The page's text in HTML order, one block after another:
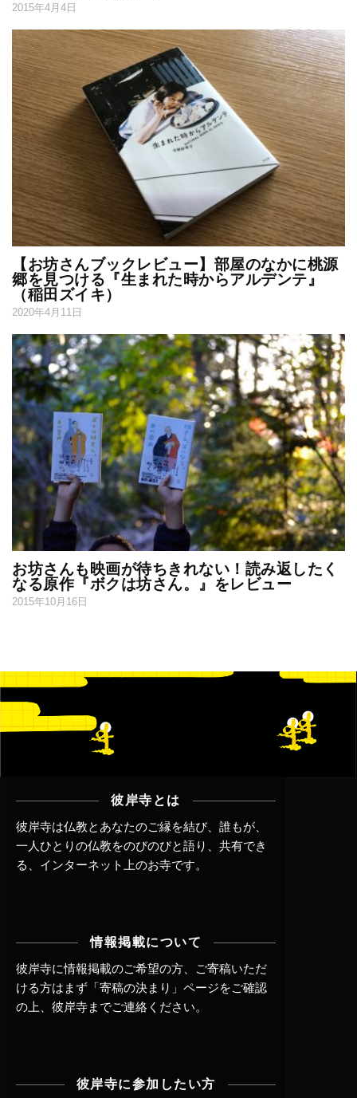
2015年4月4日
【お坊さんブックレビュー】部屋のなかに桃源
郷を見つける『生まれた時からアルデンテ』
（稲田ズイキ）
2020年4月11日
お坊さんも映画が待ちきれない！読み返したく
なる原作『ボクは坊さん。』をレビュー
2015年10月16日
彼岸寺とは
彼岸寺は仏教とあなたのご縁を結び、誰もが、
一人ひとりの仏教をのびのびと語り、共有でき
る、インターネット上のお寺です。
情報掲載について
彼岸寺に情報掲載のご希望の方、ご寄稿いただ
ける方はまず 「寄稿の決まり」ページをご確認
の上、 彼岸寺までご連絡 ください。
彼岸寺に参加したい方